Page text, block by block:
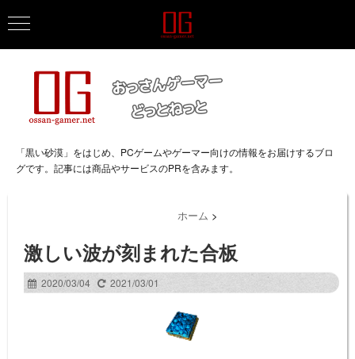
「黒い砂漠」をはじめ、PCゲームやゲーマー向けの情報をお届けするブロ
グです。記事には商品やサービスのPRを含みます。
ホーム >
激しい波が刻まれた合板
2020/03/04 2021/03/01